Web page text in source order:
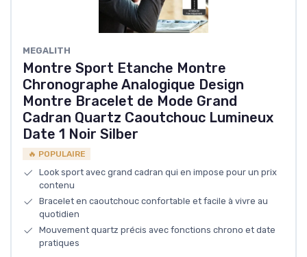
MEGALITH
Montre Sport Etanche Montre
Chronographe Analogique Design
Montre Bracelet de Mode Grand
Cadran Quartz Caoutchouc Lumineux
Date 1 Noir Silber
🔥 POPULAIRE
Look sport avec grand cadran qui en impose pour un prix
contenu
Bracelet en caoutchouc confortable et facile à vivre au
quotidien
Mouvement quartz précis avec fonctions chrono et date
pratiques